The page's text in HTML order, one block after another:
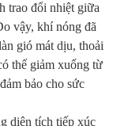
trao đổi nhiệt giữa
vậy, khí nóng đã
gió mát dịu, thoải
thể giảm xuống từ
bảo cho sức
diện tích tiếp xúc